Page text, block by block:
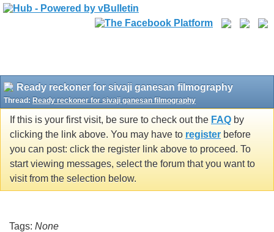
Ready reckoner for sivaji ganesan filmography
Thread: Ready reckoner for sivaji ganesan filmography
If this is your first visit, be sure to check out the FAQ by
clicking the link above. You may have to register before
you can post: click the register link above to proceed. To
start viewing messages, select the forum that you want to
visit from the selection below.
Tags: None